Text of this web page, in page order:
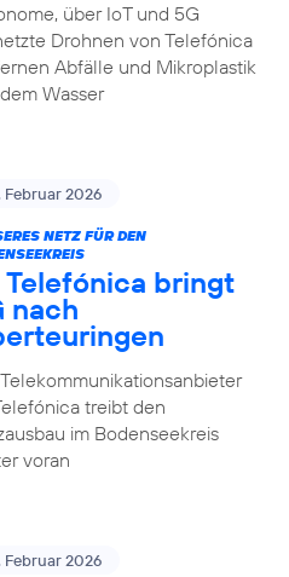
über IoT und 5G
Drohnen von Telefónica
Abfälle und Mikroplastik
Wasser
Februar 2026
NETZ FÜR DEN
Telefónica bringt
nach
treibt den
im Bodenseekreis
voran
Februar 2026